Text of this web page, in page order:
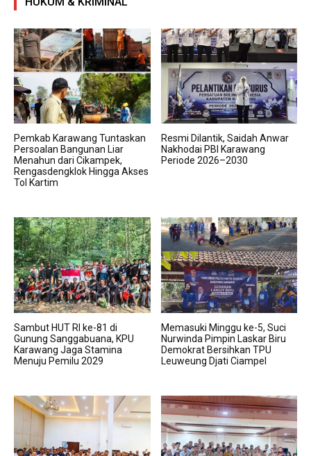
Pemkab Karawang Tuntaskan
Persoalan Bangunan Liar
Menahun dari Cikampek,
Rengasdengklok Hingga Akses
Tol Kartim
Resmi Dilantik, Saidah Anwar
Nakhodai PBI Karawang
Periode 2026–2030
Sambut HUT RI ke-81 di
Gunung Sanggabuana, KPU
Karawang Jaga Stamina
Menuju Pemilu 2029
Memasuki Minggu ke-5, Suci
Nurwinda Pimpin Laskar Biru
Demokrat Bersihkan TPU
Leuweung Djati Ciampel